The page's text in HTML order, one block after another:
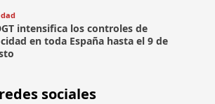
intensifica los controles de
en toda España hasta el 9 de
sociales